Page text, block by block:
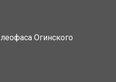
Огинского